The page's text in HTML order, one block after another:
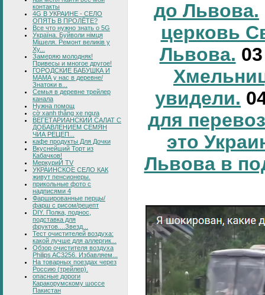
контакты
4G В УКРАИНЕ - СЕЛО
ОПЯТЬ В ПРОЛЁТЕ?
Все что нужно знать о 5G
Україна. Буйволи німця
Мішеля. Ремонт великів у
Ху...
Замеряю молодняк!
Привесы и многое другое!
ГОРОДСКИЕ БАБУШКА И
МАМА у нас в деревне/
Знатоки в...
Семья в деревне трейлер
канала
Нужна помощ
cờ xanh thắng xe ngựa
ВЕГЕТАРИАНСКИЙ САЛАТ С
ДОБАВЛЕНИЕМ СЕМЯН
ЧИА РЕЦЕП...
кафе продукты Для Дочки
Вкуснейший Торт из
Кабачков!
МеркуриЙ TV
УКРАИНСКОЕ СЕЛО КАК
живут пенсионеры.
прикольные фото с
надписями 4
Фаршированные перцы/
фарш с рисом/рецепт
DIY. Полка, поднос,
подставка для
фруктов....Звезд...
Тест очистителей воздуха:
какой лучше для аллергик...
Обзор очистителя воздуха
Philips AC3256. Избавляем...
На товарных поездах через
Россию (трейлер).
опасные дороги
Каракорумскому шоссе
Пакистан
до Львова.
церковь
Львова.
увидели.
для
это
Львова в